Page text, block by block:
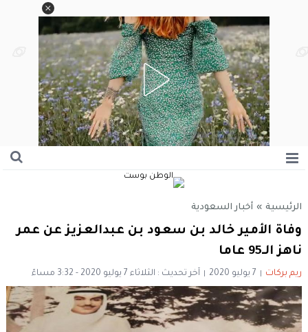
الرئيسية » أخبار السعودية
وفاة الأمير خالد بن سعود بن عبدالعزيز عن عمر
ناهز الـ95 عاما
ريم بركات 7 يوليو 2020 آخر تحديث : الثلاثاء 7 يوليو 2020 - 3:32 مساءً